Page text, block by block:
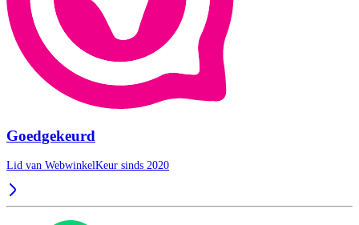
Goedgekeurd
Lid van WebwinkelKeur sinds 2020